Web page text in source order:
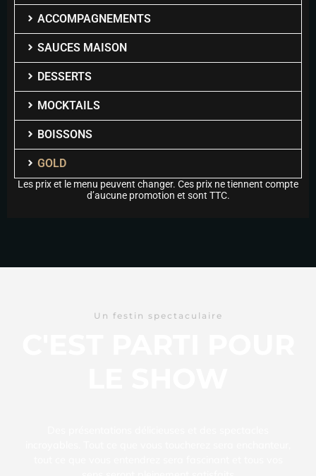
ACCOMPAGNEMENTS
SAUCES MAISON
DESSERTS
MOCKTAILS
BOISSONS
GOLD
Les prix et le menu peuvent changer. Ces prix ne tiennent compte
d’aucune promotion et sont TTC.
Un festin spectaculaire